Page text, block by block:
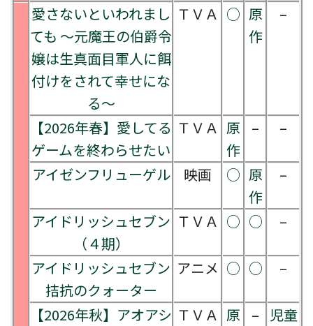
愛さないといわれまし
ても ～元魔王の伯爵令
嬢は生真面目軍人に餌
付けをされて幸せにな
る～
ＴＶＡ ○ 原
作
–
【2026年春】愛してる
ゲームを終わらせたい
ＴＶＡ 原
作
– –
アイゼンフリューゲル 映画 ○ 原
作
–
アイドリッシュセブン
（４期）
ＴＶＡ ○ ○ –
アイドリッシュセブン
拮抗のクォーター
アニメ ○ ○ –
【2026年秋】アオアシ ＴＶＡ 原
–
児童